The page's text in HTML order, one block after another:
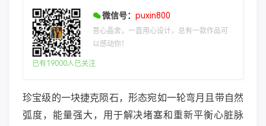
微信号： puxin800
菩心晶舍，一直用心设计，总有一款作品可
以感动你！
已有19000人已关注
珍宝级的一块捷克陨石，形态宛如一轮弯月且带自然
弧度，能量强大，用于解决堵塞和重新平衡心脏脉